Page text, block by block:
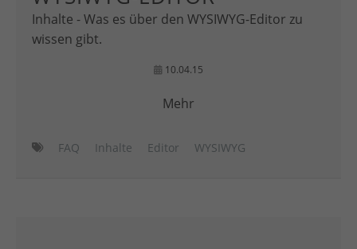
Inhalte - Was es über den WYSIWYG-Editor zu
wissen gibt.
10.04.15
Mehr
FAQ Inhalte Editor WYSIWYG